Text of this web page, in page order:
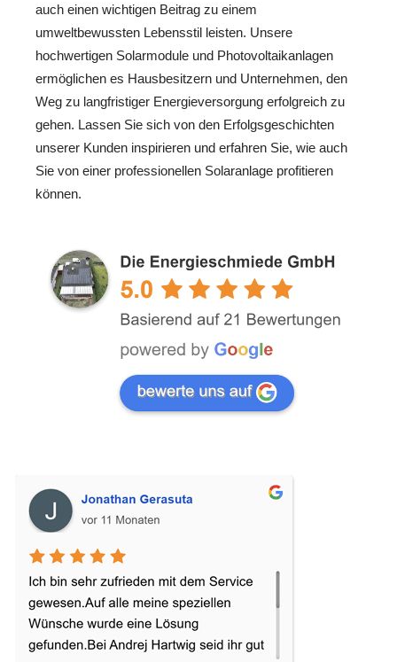
auch einen wichtigen Beitrag zu einem
umweltbewussten Lebensstil leisten. Unsere
hochwertigen Solarmodule und Photovoltaikanlagen
ermöglichen es Hausbesitzern und Unternehmen, den
Weg zu langfristiger Energieversorgung erfolgreich zu
gehen. Lassen Sie sich von den Erfolgsgeschichten
unserer Kunden inspirieren und erfahren Sie, wie auch
Sie von einer professionellen Solaranlage profitieren
können.